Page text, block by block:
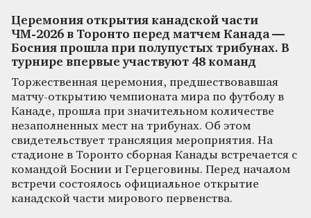
Церемония открытия канадской части
ЧМ‑2026 в Торонто перед матчем Канада —
Босния прошла при полупустых трибунах. В
турнире впервые участвуют 48 команд
Торжественная церемония, предшествовавшая
матчу-открытию чемпионата мира по футболу в
Канаде, прошла при значительном количестве
незаполненных мест на трибунах. Об этом
свидетельствует трансляция мероприятия. На
стадионе в Торонто сборная Канады встречается с
командой Боснии и Герцеговины. Перед началом
встречи состоялось официальное открытие
канадской части мирового первенства.